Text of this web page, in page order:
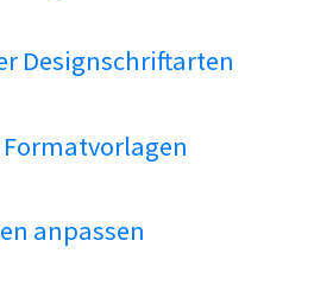
Designschriftarten
anpassen